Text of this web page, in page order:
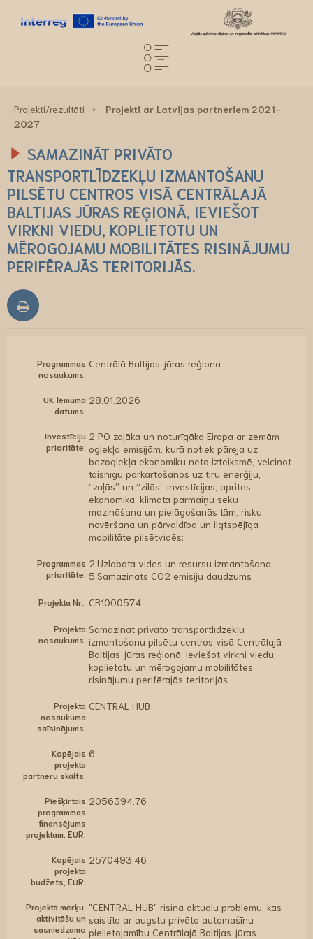
Projekti/rezultāti
Projekti ar Latvijas partneriem 2021-
2027
SAMAZINĀT PRIVĀTO
TRANSPORTLĪDZEKĻU IZMANTOŠANU
PILSĒTU CENTROS VISĀ CENTRĀLAJĀ
BALTIJAS JŪRAS REĢIONĀ, IEVIEŠOT
VIRKNI VIEDU, KOPLIETOTU UN
MĒROGOJAMU MOBILITĀTES RISINĀJUMU
PERIFĒRAJĀS TERITORIJĀS.
Programmas
nosaukums:
Centrālā Baltijas jūras reģiona
UK lēmuma
datums:
28.01.2026
Investīciju
prioritāte:
2 PO zaļāka un noturīgāka Eiropa ar zemām
oglekļa emisijām, kurā notiek pāreja uz
bezoglekļa ekonomiku neto izteiksmē, veicinot
taisnīgu pārkārtošanos uz tīru enerģiju,
“zaļās” un “zilās” investīcijas, aprites
ekonomika, klimata pārmaiņu seku
mazināšana un pielāgošanās tām, risku
novēršana un pārvaldība un ilgtspējīga
mobilitāte pilsētvidēs;
Programmas
prioritāte:
2.Uzlabota vides un resursu izmantošana;
5.Samazināts CO2 emisiju daudzums
Projekta Nr.: CB1000574
Projekta
nosaukums:
Samazināt privāto transportlīdzekļu
izmantošanu pilsētu centros visā Centrālajā
Baltijas jūras reģionā, ieviešot virkni viedu,
koplietotu un mērogojamu mobilitātes
risinājumu perifērajās teritorijās.
Projekta
nosaukuma
saīsinājums:
CENTRAL HUB
Kopējais
projekta
partneru skaits:
6
Piešķirtais
programmas
finansējums
projektam, EUR:
2056394.76
Kopējais
projekta
budžets, EUR:
2570493.46
Projektā mērķu,
aktivitāšu un
sasniedzamo
"CENTRAL HUB" risina aktuālu problēmu, kas
saistīta ar augstu privāto automašīnu
pielietojamību Centrālajā Baltijas jūras